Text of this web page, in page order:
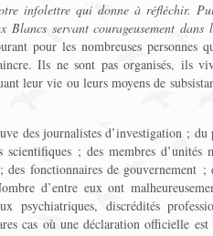
infolettre qui donne à réfléchir.
Blancs servant courageusement
pour les nombreuses personnes
Ils ne sont pas organisés, ils
leur vie ou leurs moyens de
des journalistes d’investigation ;
; des membres d’unités
fonctionnaires de gouvernement ;
d’entre eux ont
psychiatriques, discrédités
cas où une déclaration officielle